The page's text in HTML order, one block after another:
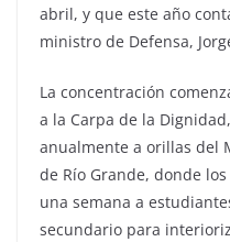
abril, y que este año
ministro de Defensa,
La concentración
a la Carpa de la
anualmente a orillas del
de Río Grande, donde
una semana a
secundario para